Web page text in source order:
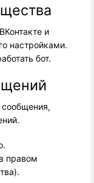
и
настройками.
бот.
сообщения,
правом